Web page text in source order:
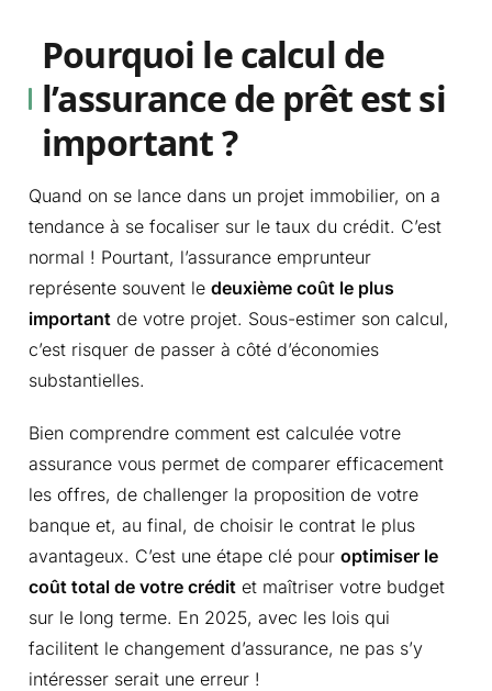
Pourquoi le calcul de
l’assurance de prêt est si
important ?
Quand on se lance dans un projet immobilier, on a
tendance à se focaliser sur le taux du crédit. C’est
normal ! Pourtant, l’assurance emprunteur
représente souvent ledeuxième coût le plus
important de votre projet. Sous-estimer son calcul,
c’est risquer de passer à côté d’économies
substantielles.
Bien comprendre comment est calculée votre
assurance vous permet de comparer efficacement
les offres, de challenger la proposition de votre
banque et, au final, de choisir le contrat le plus
avantageux. C’est une étape clé pouroptimiser le
coût total de votre crédit et maîtriser votre budget
sur le long terme. En 2025, avec les lois qui
facilitent le changement d’assurance, ne pas s’y
intéresser serait une erreur !